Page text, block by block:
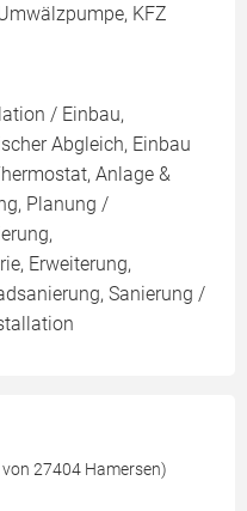
KFZ
/ Einbau,
Abgleich, Einbau
Anlage &
Planung /
Erweiterung,
Sanierung /
27404 Hamersen)